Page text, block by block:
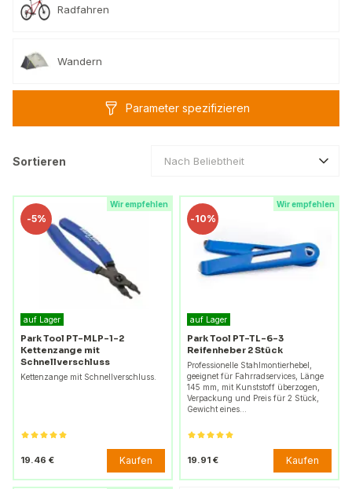
Radfahren
Wandern
Parameter spezifizieren
Sortieren Nach Beliebtheit
Wir empfehlen
-5%
auf Lager
Park Tool PT-MLP-1-2
Kettenzange mit
Schnellverschluss
Kettenzange mit Schnellverschluss.
19.46 € Kaufen
Wir empfehlen
-10%
auf Lager
Park Tool PT-TL-6-3
Reifenheber 2 Stück
Professionelle Stahlmontierhebel,
geeignet für Fahrradservices, Länge
145 mm, mit Kunststoff überzogen,
Verpackung und Preis für 2 Stück,
Gewicht eines…
19.91 € Kaufen